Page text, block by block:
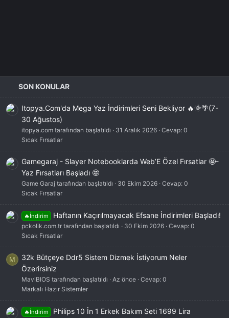
SON KONULAR
Itopya.Com'da Mega Yaz İndirimleri Seni Bekliyor 🔥🌞🌴(7-
30 Ağustos)
itopya.com tarafından başlatıldı 31 Aralık 2026 Cevap: 0
Sıcak Fırsatlar
Gamegaraj - Slayer Notebooklarda Web’E Özel Fırsatlar 🤩-
Yaz Fırsatları Başladı 🤩
Game Garaj tarafından başlatıldı 30 Ekim 2026 Cevap: 0
Sıcak Fırsatlar
🔥İndirim Haftanın Kaçırılmayacak Efsane İndirimleri Başladı!
pckolik.com.tr tarafından başlatıldı 30 Ekim 2026 Cevap: 0
Sıcak Fırsatlar
M
32k Bütçeye Ddr5 Sistem Dizmek İstiyorum Neler
Özerirsiniz
MaviBIOS tarafından başlatıldı Az önce Cevap: 0
Markalı Hazır Sistemler
🔥İndirim Philips 10 İn 1 Erkek Bakım Seti 1699 Lira